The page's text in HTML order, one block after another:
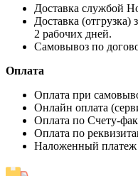
Доставка службой
Доставка (отгрузка)
2 рабочих дней.
Самовывоз по
Оплата
Оплата при
Онлайн оплата
Оплата по Счету-
Оплата по
Наложенный